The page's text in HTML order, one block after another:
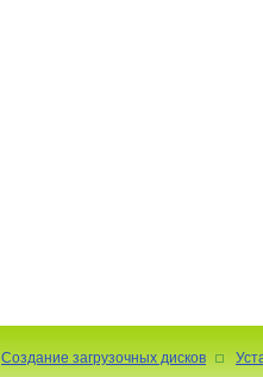
Создание загрузочных дисков